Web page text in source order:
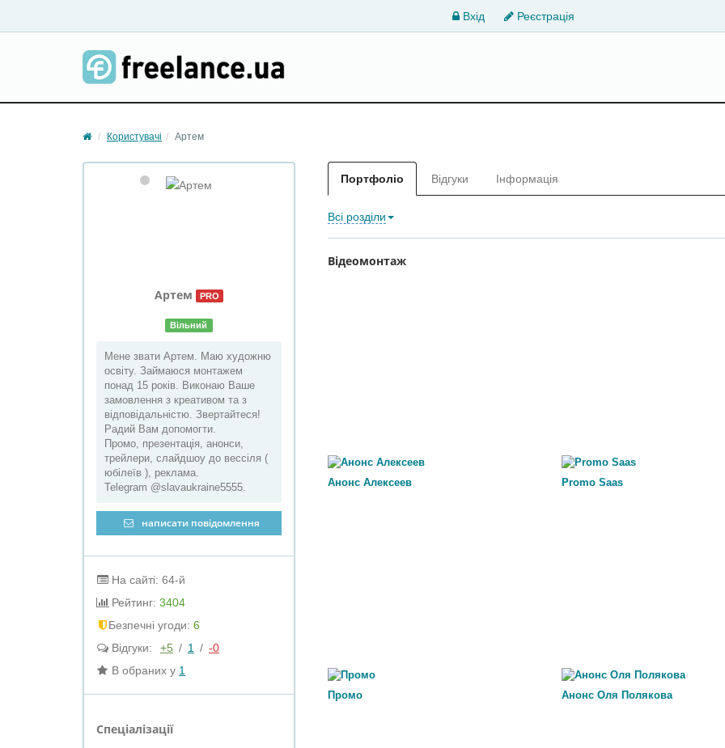
Вхід Реєстрація
Користувачі Артем
Артем PRO
Вільний
Мене звати Артем. Маю художню
освіту. Займаюся монтажем
понад 15 років. Виконаю Ваше
замовлення з креативом та з
відповідальністю. Звертайтеся!
Радий Вам допомогти.
Промо, презентація, анонси,
трейлери, слайдшоу до вессіля (
юбілеїв ), реклама.
Telegram @slavaukraine5555.
написати повідомлення
На сайті: 64-й
Рейтинг: 3404
Безпечні угоди: 6
Відгуки:
+5 / 1 / -0
В обраних у 1
Спеціалізації
Портфоліо Відгуки Інформація
Всі розділи
Відеомонтаж
Анонс Алексеев Promo Saas
Промо Анонс Оля Полякова